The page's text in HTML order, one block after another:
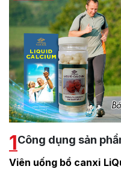
1Công dụng sản
Viên uống bổ canxi